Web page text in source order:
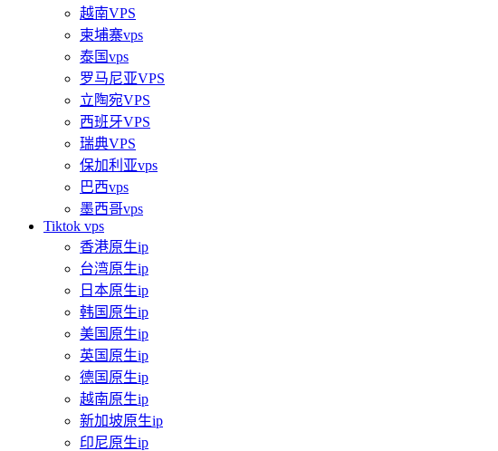
越南VPS
柬埔寨vps
泰国vps
罗马尼亚VPS
立陶宛VPS
西班牙VPS
瑞典VPS
保加利亚vps
巴西vps
墨西哥vps
Tiktok vps
香港原生ip
台湾原生ip
日本原生ip
韩国原生ip
美国原生ip
英国原生ip
德国原生ip
越南原生ip
新加坡原生ip
印尼原生ip